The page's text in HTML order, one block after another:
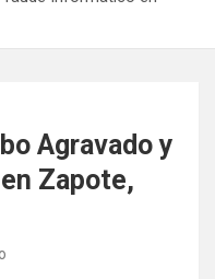
Agravado y
Zapote,